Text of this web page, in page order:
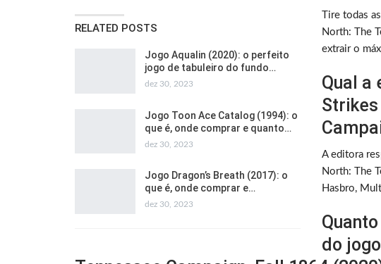
RELATED POSTS
Jogo Aqualin (2020): o perfeito
jogo de tabuleiro do fundo…
dez 30, 2023
Jogo Toon Ace Catalog (1994): o
que é, onde comprar e quanto…
dez 30, 2023
Jogo Dragon’s Breath (2017): o
que é, onde comprar e…
dez 30, 2023
Tire todas
North: The
extrair o
Qual a
A editora
North: The
Hasbro,
do